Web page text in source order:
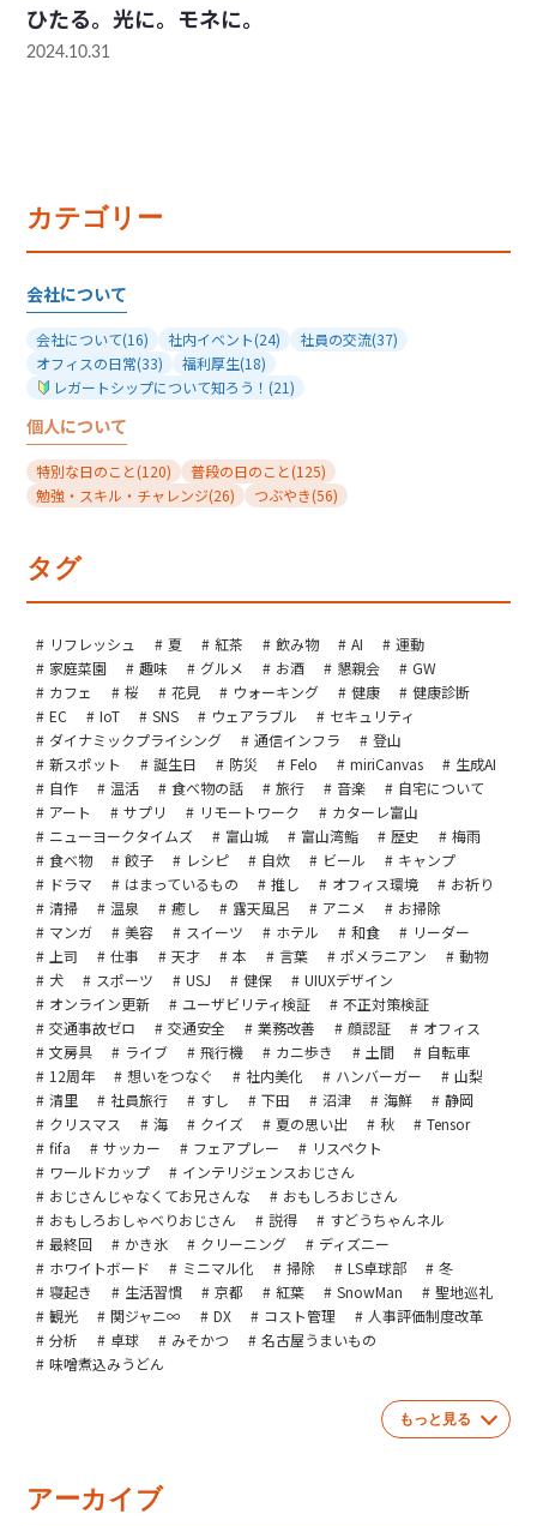
ひたる。光に。モネに。
2024.10.31
カテゴリー
会社について
会社について(16) 社内イベント(24) 社員の交流(37)
オフィスの日常(33) 福利厚生(18)
レガートシップについて知ろう！ (21)
個人について
特別な日のこと(120) 普段の日のこと(125)
勉強・スキル・チャレンジ(26) つぶやき(56)
タグ
リフレッシュ 夏 紅茶 飲み物 AI
運動
家庭菜園
趣味 グルメ お酒 懇親会
GW
カフェ
桜 花見 ウォーキング 健康
健康診断
EC
IoT SNS ウェアラブル
セキュリティ
ダイナミックプライシング
通信インフラ
登山
新スポット
誕生日 防災 Felo miriCanvas
生成AI
自作
温活 食べ物の話 旅行 音楽
自宅について
アート
サプリ リモートワーク
カターレ富山
ニューヨークタイムズ
富山城 富山湾鮨 歴史
梅雨
食べ物
餃子 レシピ 自炊 ビール
キャンプ
ドラマ
はまっているもの 推し オフィス環境
お祈り
清掃
温泉 癒し 露天風呂 アニメ
お掃除
マンガ
美容 スイーツ ホテル 和食
リーダー
上司
仕事 天才 本 言葉 ポメラニアン
動物
犬
スポーツ USJ 健保
UIUXデザイン
オンライン更新
ユーザビリティ検証
不正対策検証
交通事故ゼロ
交通安全 業務改善 顔認証
オフィス
文房具
ライブ 飛行機 カニ歩き 土間
自転車
12周年
想いをつなぐ 社内美化 ハンバーガー
山梨
清里
社員旅行 すし 下田 沼津 海鮮
静岡
クリスマス
海 クイズ 夏の思い出 秋
Tensor
fifa
サッカー フェアプレー
リスペクト
ワールドカップ
インテリジェンスおじさん
おじさんじゃなくてお兄さんな
おもしろおじさん
おもしろおしゃべりおじさん
説得
すどうちゃんネル
最終回
かき氷 クリーニング
ディズニー
ホワイトボード
ミニマル化 掃除 LS卓球部
冬
寝起き
生活習慣 京都 紅葉 SnowMan
聖地巡礼
観光
関ジャニ∞ DX コスト管理
人事評価制度改革
分析
卓球 みそかつ
名古屋うまいもの
味噌煮込みうどん
もっと見る
アーカイブ